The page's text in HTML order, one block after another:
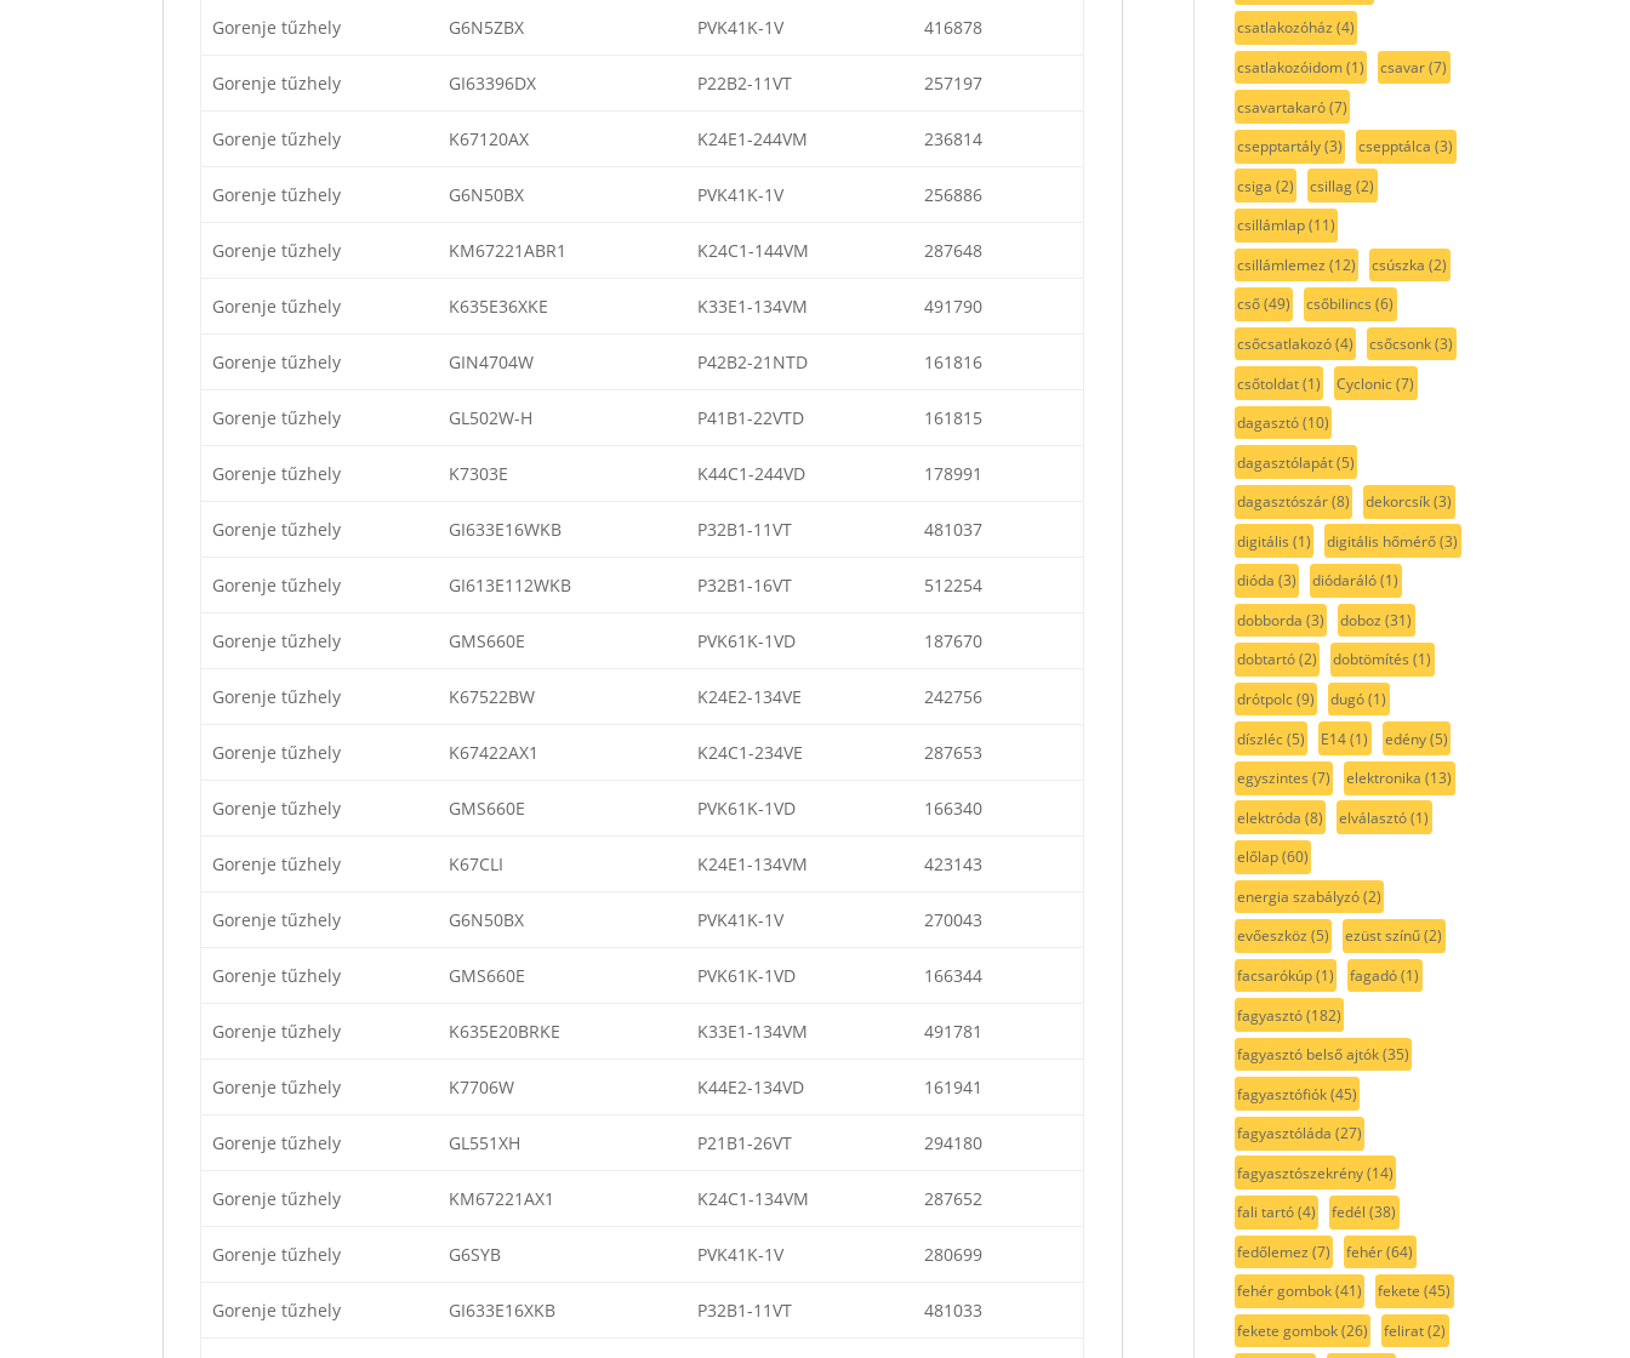
Gorenje tűzhely G6N5ZBX PVK41K-1V 416878
Gorenje tűzhely GI63396DX P22B2-11VT 257197
Gorenje tűzhely K67120AX K24E1-244VM 236814
Gorenje tűzhely G6N50BX PVK41K-1V 256886
Gorenje tűzhely KM67221ABR1 K24C1-144VM 287648
Gorenje tűzhely K635E36XKE K33E1-134VM 491790
Gorenje tűzhely GIN4704W P42B2-21NTD 161816
Gorenje tűzhely GL502W-H P41B1-22VTD 161815
Gorenje tűzhely K7303E K44C1-244VD 178991
Gorenje tűzhely GI633E16WKB P32B1-11VT 481037
Gorenje tűzhely GI613E112WKB P32B1-16VT 512254
Gorenje tűzhely GMS660E PVK61K-1VD 187670
Gorenje tűzhely K67522BW K24E2-134VE 242756
Gorenje tűzhely K67422AX1 K24C1-234VE 287653
Gorenje tűzhely GMS660E PVK61K-1VD 166340
Gorenje tűzhely K67CLI K24E1-134VM 423143
Gorenje tűzhely G6N50BX PVK41K-1V 270043
Gorenje tűzhely GMS660E PVK61K-1VD 166344
Gorenje tűzhely K635E20BRKE K33E1-134VM 491781
Gorenje tűzhely K7706W K44E2-134VD 161941
Gorenje tűzhely GL551XH P21B1-26VT 294180
Gorenje tűzhely KM67221AX1 K24C1-134VM 287652
Gorenje tűzhely G6SYB PVK41K-1V 280699
Gorenje tűzhely GI633E16XKB P32B1-11VT 481033
csatlakozóház (4)
csatlakozóidom(1) csavar(7)
csavartakaró(7)
csepptartály(3) csepptálca (3)
csiga (2) csillag(2)
csillámlap(11)
csillámlemez (12) csúszka (2)
cső(49) csőbilincs (6)
csőcsatlakozó(4) csőcsonk(3)
csőtoldat(1) Cyclonic(7)
dagasztó(10)
dagasztólapát(5)
dagasztószár(8) dekorcsík(3)
digitális (1) digitális hőmérő(3)
dióda (3) diódaráló(1)
dobborda (3) doboz (31)
dobtartó(2) dobtömítés (1)
drótpolc(9) dugó(1)
díszléc(5) E14(1) edény(5)
egyszintes (7) elektronika (13)
elektróda (8) elválasztó(1)
előlap(60)
energia szabályzó(2)
evőeszköz (5) ezüst színű(2)
facsarókúp(1) fagadó(1)
fagyasztó(182)
fagyasztó belső ajtók(35)
fagyasztófiók(45)
fagyasztóláda (27)
fagyasztószekrény(14)
fali tartó(4) fedél (38)
fedőlemez (7) fehér(64)
fehér gombok(41) fekete (45)
fekete gombok(26) felirat(2)